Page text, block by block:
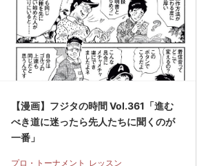
【漫画】フジタの時間 Vol.361「進む
べき道に迷ったら先人たちに聞くのが
一番」
プロ・トーナメント レッスン